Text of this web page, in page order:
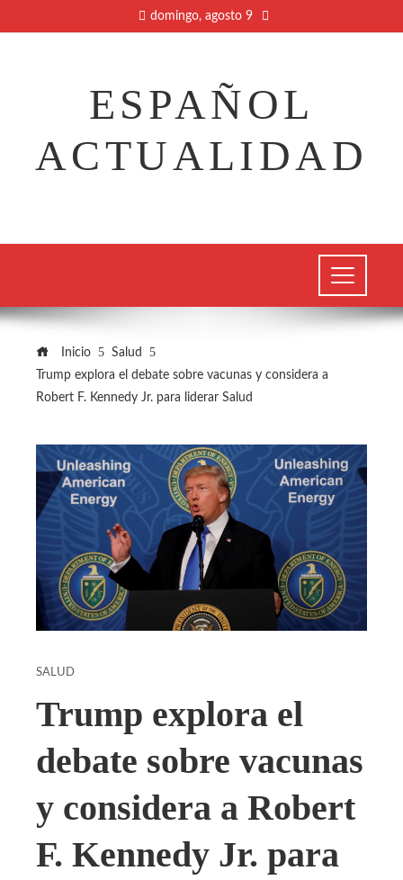
domingo, agosto 9
ESPAÑOL
ACTUALIDAD
Inicio
Salud
Trump explora el debate sobre vacunas y considera a
Robert F. Kennedy Jr. para liderar Salud
SALUD
Trump explora el
debate sobre vacunas
y considera a Robert
F. Kennedy Jr. para